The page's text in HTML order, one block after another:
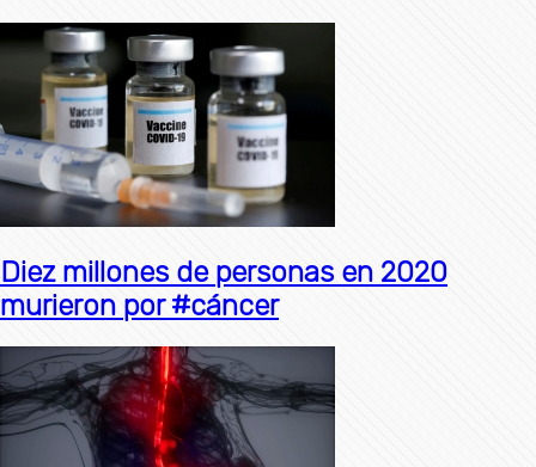
Diez millones de personas en 2020
murieron por #cáncer